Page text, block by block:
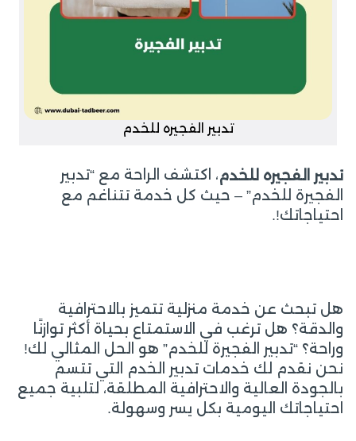
تدبير الفجيره للخدم
تدبير الفجيره للخدم، اكتشف الراحة مع “تدبير
الفجيرة للخدم” – حيث كل خدمة تتناغم مع
احتياجاتك!.
هل تبحث عن خدمة منزلية تتميز بالاحترافية
والدقة؟ هل ترغب في الاستمتاع بحياة أكثر توازنًا
وراحة؟ “تدبير الفجيرة للخدم” هو الحل المثالي لك!
نحن نقدم لك خدمات تدبير الخدم التي تتسم
بالجودة العالية والاحترافية المطلقة، لتلبية جميع
احتياجاتك اليومية بكل يسر وسهولة.